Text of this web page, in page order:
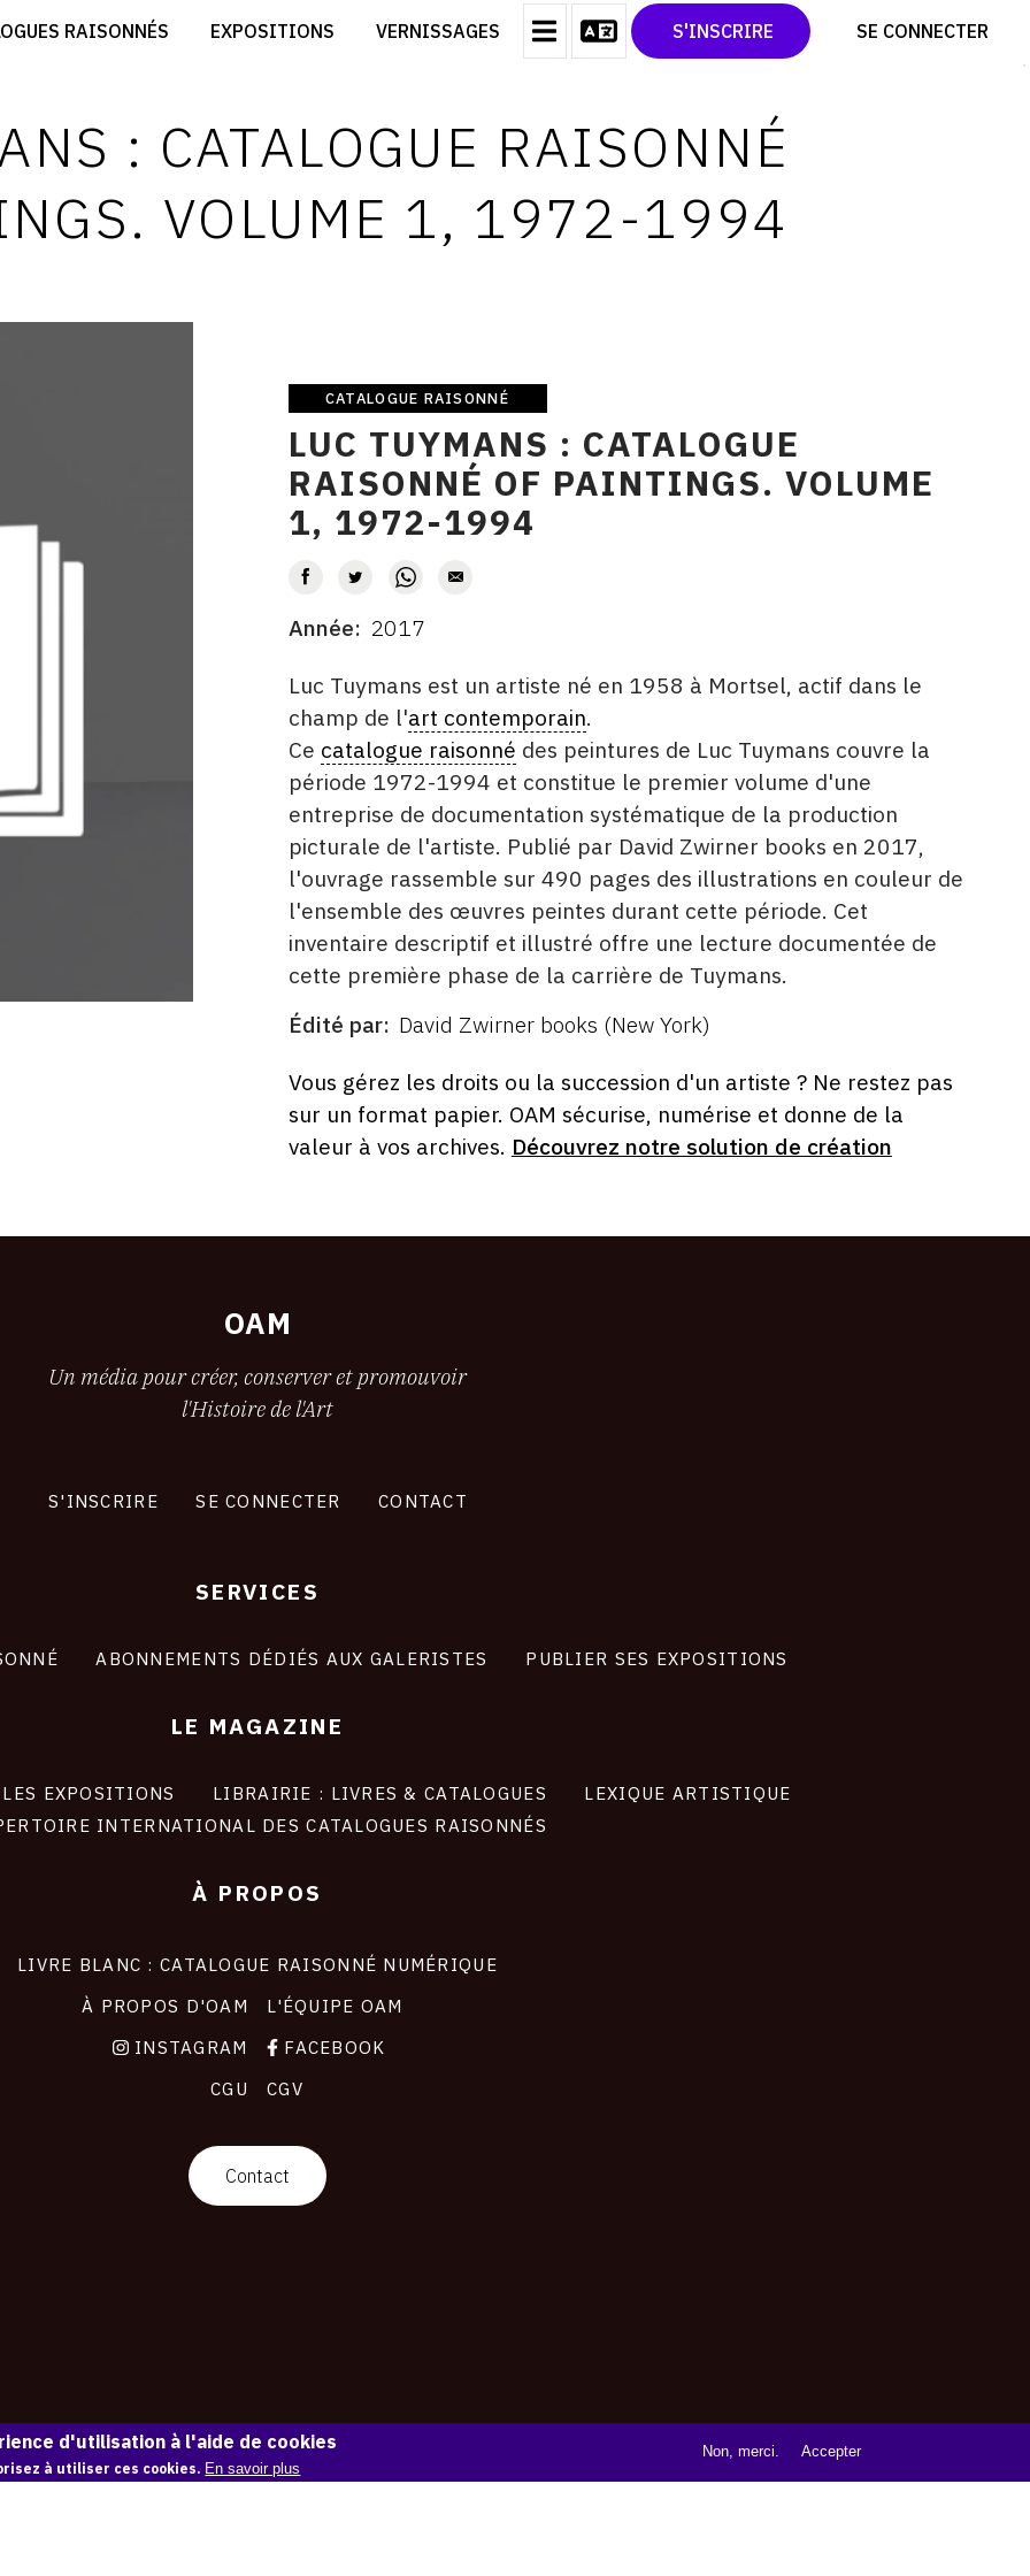
RAISONNÉS EXPOSITIONS VERNISSAGES S'INSCRIRE SE CONNECTER
CRÉER SON CATALOGUE D'EXPO
CONTACT
CGU
TWITTER
PINTEREST
: CATALOGUE RAISONNÉ
VOLUME 1, 1972-1994
Catalogue
raisonné
CATALOGUE RAISONNÉ
LUC TUYMANS : CATALOGUE
RAISONNÉ OF PAINTINGS. VOLUME
1, 1972-1994
AUTEUR
DATE
Année 2017
DESCRITPTION
Luc Tuymans est un artiste né en 1958 à Mortsel, actif dans le
champ de l'art contemporain.
Ce catalogue raisonné des peintures de Luc Tuymans couvre la
période 1972-1994 et constitue le premier volume d'une
entreprise de documentation systématique de la production
picturale de l'artiste. Publié par David Zwirner books en 2017,
l'ouvrage rassemble sur 490 pages des illustrations en couleur de
l'ensemble des œuvres peintes durant cette période. Cet
inventaire descriptif et illustré offre une lecture documentée de
cette première phase de la carrière de Tuymans.
ÉDITÉ
Édité par David Zwirner books (New York)
FORMAT
ÉTAT
Vous gérez les droits ou la succession d'un artiste ? Ne restez pas
sur un format papier. OAM sécurise, numérise et donne de la
valeur à vos archives. Découvrez notre solution de création
OAM
Un média pour créer, conserver et promouvoir
l'Histoire de l'Art
S'INSCRIRE SE CONNECTER CONTACT
SERVICES
ABONNEMENTS DÉDIÉS AUX GALERISTES PUBLIER SES EXPOSITIONS
LE MAGAZINE
LES EXPOSITIONS LIBRAIRIE : LIVRES & CATALOGUES
LEXIQUE ARTISTIQUE
INTERNATIONAL DES CATALOGUES RAISONNÉS
À PROPOS
LIVRE BLANC : CATALOGUE RAISONNÉ NUMÉRIQUE
À PROPOS D'OAM
L'ÉQUIPE OAM
INSTAGRAM
FACEBOOK
CGU
CGV
Contact
d'utilisation à l'aide de cookies
à utiliser ces cookies. En savoir plus
Non, merci. Accepter